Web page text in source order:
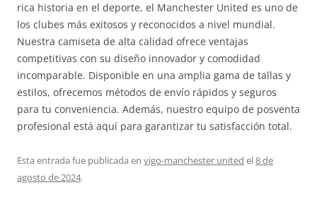
rica historia en el deporte, el Manchester United es uno de
los clubes más exitosos y reconocidos a nivel mundial.
Nuestra camiseta de alta calidad ofrece ventajas
competitivas con su diseño innovador y comodidad
incomparable. Disponible en una amplia gama de tallas y
estilos, ofrecemos métodos de envío rápidos y seguros
para tu conveniencia. Además, nuestro equipo de posventa
profesional está aquí para garantizar tu satisfacción total.
Esta entrada fue publicada en vigo-manchester united el8 de
agosto de 2024.